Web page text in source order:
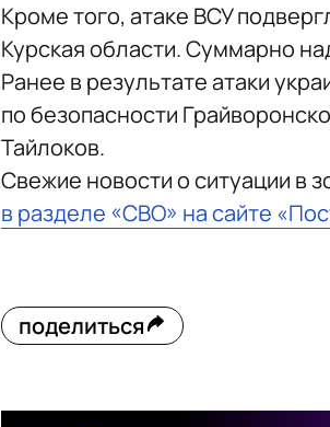
Кроме того, атаке ВСУ
Курская области. Суммарно
Ранее в результате атаки
по безопасности
Тайлоков.
Свежие новости о ситуации в
в разделе «СВО» на сайте
поделиться